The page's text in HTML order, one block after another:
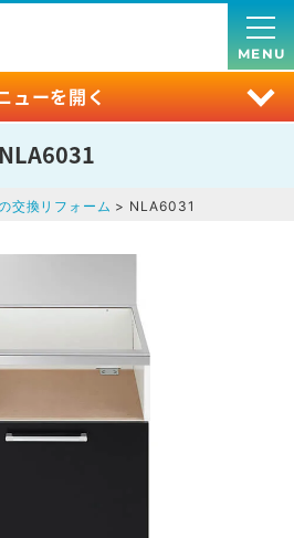
ューを開く
MENU
NLA6031
交換リフォーム > NLA6031